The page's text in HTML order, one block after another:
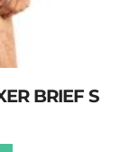
BRIEF S